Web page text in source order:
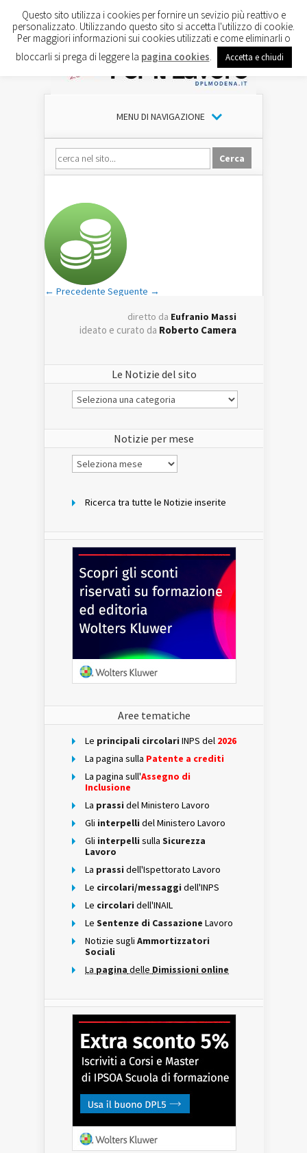
MENU DI NAVIGAZIONE
← Precedente Seguente →
diretto da Eufranio Massi
ideato e curato da Roberto Camera
Le Notizie del sito
Le
Notizie
Notizie per mese
Notizie
per
Ricerca tra tutte le Notizie inserite
Aree tematiche
Le principali circolari INPS del 2026
La pagina sulla Patente a crediti
La pagina sull'Assegno di
Inclusione
La prassi del Ministero Lavoro
Gli interpelli del Ministero Lavoro
Gli interpelli sulla Sicurezza
Lavoro
La prassi dell'Ispettorato Lavoro
Le circolari/messaggi dell'INPS
Le circolari dell'INAIL
Le Sentenze di Cassazione Lavoro
Notizie sugli Ammortizzatori
Sociali
La pagina delle Dimissioni online
Questo sito utilizza i cookies per fornire un sevizio più reattivo e
personalizzato. Utilizzando questo sito si accetta l'utilizzo di cookie.
Per maggiori informazioni sui cookies utilizzati e come eliminarli o
bloccarli si prega di leggere la pagina cookies Accetta e chiudi